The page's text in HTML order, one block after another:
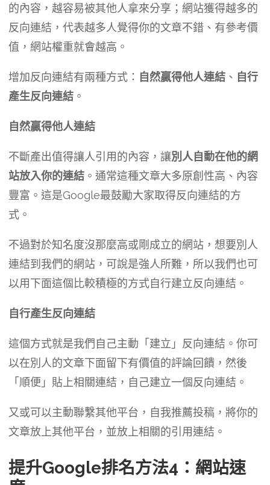
的內容，越容易被其他人拿來分享；網站獲得越多的
反向連結，代表越多人覺得你的文章不錯、有參考價
值，網站權重就會越高。
增加反向連結有兩種方式： 自然贏得他人連結、 自行
產生反向連結。
自然贏得他人連結
不斷產出值得讓人引用的內容，讓別人自動在他的網
站放入你的連結。通常這種文章大多原創性高、內容
豐富。這是Google最鼓勵大家取得反向連結的方
式。
不過對於知名度沒那麼高或剛成立的網站，想要別人
連結到我們的網站，可說是強人所難，所以我們也可
以用下面這個比較積極的方式自行建立反向連結。
自行產生反向連結
這個方式就是我們自己主動「建立」反向連結。你可
以在別人的文章下面留下有價值的評論回饋，然後
「順便」貼上相關連結，自己建立一個反向連結。
又或可以主動聯繫其他平台，自我推薦投稿，將你的
文章放上其他平台，並放上相關的引用連結。
提升Google排名方法4：網站速